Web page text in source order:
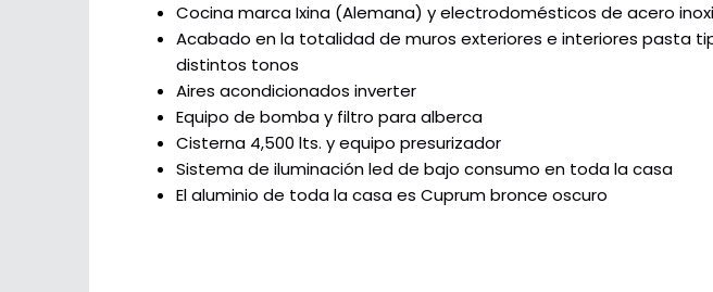
Cocina marca Ixina (Alemana) y electrodomésticos de acero
Acabado en la totalidad de muros exteriores e interiores pasta
distintos tonos
Aires acondicionados inverter
Equipo de bomba y filtro para alberca
Cisterna 4,500 lts. y equipo presurizador
Sistema de iluminación led de bajo consumo en toda la casa
El aluminio de toda la casa es Cuprum bronce oscuro